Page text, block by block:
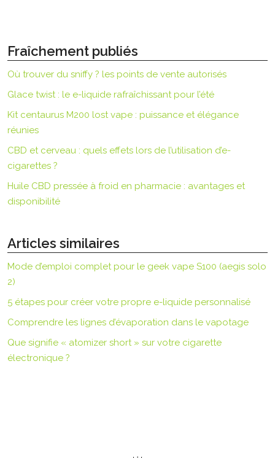
Fraîchement publiés
Où trouver du sniffy ? les points de vente autorisés
Glace twist : le e-liquide rafraîchissant pour l’été
Kit centaurus M200 lost vape : puissance et élégance
réunies
CBD et cerveau : quels effets lors de l’utilisation d’e-
cigarettes ?
Huile CBD pressée à froid en pharmacie : avantages et
disponibilité
Articles similaires
Mode d’emploi complet pour le geek vape S100 (aegis solo
2)
5 étapes pour créer votre propre e-liquide personnalisé
Comprendre les lignes d’évaporation dans le vapotage
Que signifie « atomizer short » sur votre cigarette
électronique ?